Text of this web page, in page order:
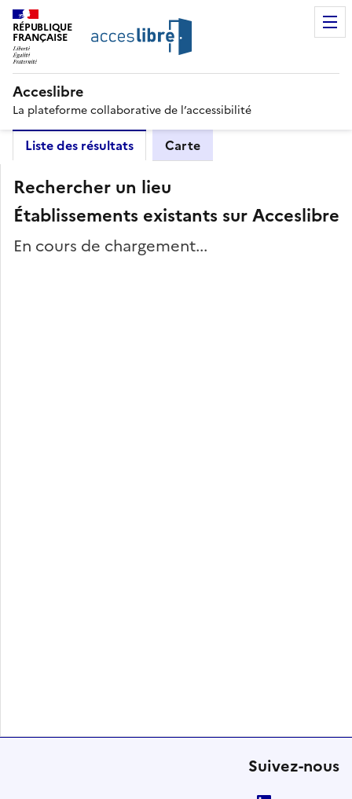
RÉPUBLIQUE
FRANÇAISE
Acceslibre
La plateforme collaborative de l’accessibilité
Liste des résultats Carte
Rechercher un lieu
Établissements existants sur Acceslibre
En cours de chargement...
Suivez-nous